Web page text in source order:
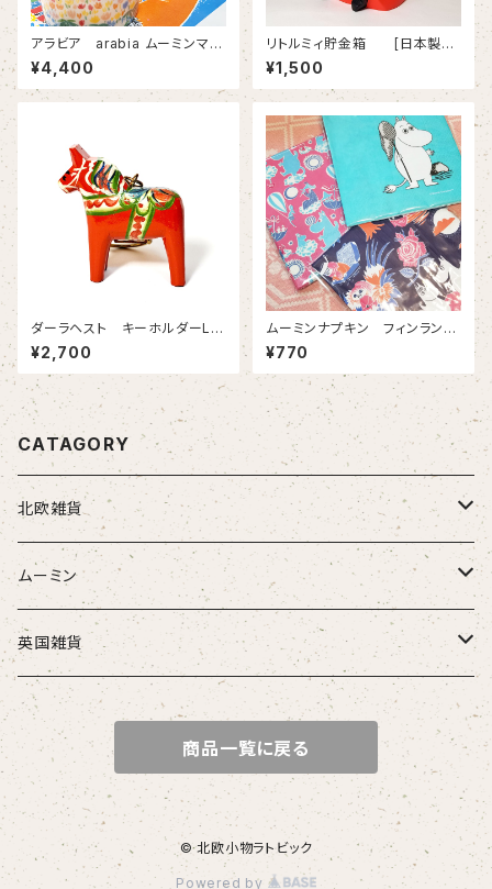
アラビア arabia ムーミンマグ
カップ 【フレンドシップ さびし
がりやのクニット】
¥4,400
リトルミィ貯金箱 [日本製
素材はATBC-PVC 箱はあり
ません]
¥1,500
ダーラヘスト キーホルダーL
赤 【スウェーデン製 全4
色 青・白・黒は別ぺージに掲
載中】
¥2,700
ムーミンナプキン フィンランド
デザイン こんなムーミンナプ
キン見たことありますか？その２
【フィンランドデザイン】３日間か
けて３０種類のご紹介。まずは1
０種類！
¥770
CATAGORY
北欧雑貨
トムテ
トロール
陶器
マグカップ
シリアルボウル
マリーさんカレンダー
ろうそく立て
ムーミン
アラビアマグカップ
アラビアピッチャー
ホーローマグカップ
パズル玩具
英国雑貨
ミニミニテディベア
シルバーチャーム
商品一覧に戻る
© 北欧小物ラトビック
Powered by